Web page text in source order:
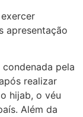
apresentação
pela
realizar
hijab, o véu
Além da